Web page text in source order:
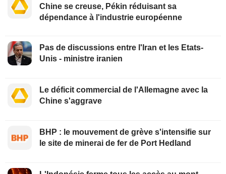
Chine se creuse, Pékin réduisant sa
dépendance à l'industrie européenne
Pas de discussions entre l'Iran et les Etats-
Unis - ministre iranien
Le déficit commercial de l'Allemagne avec la
Chine s'aggrave
BHP : le mouvement de grève s'intensifie sur
le site de minerai de fer de Port Hedland